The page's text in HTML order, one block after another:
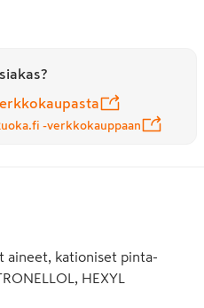
-verkkokauppaan
aineet, kationiset pinta-
HEXYL